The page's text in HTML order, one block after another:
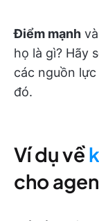
Điểm mạnh và
họ là gì? Hãy
các nguồn
đó.
Ví dụ về
cho